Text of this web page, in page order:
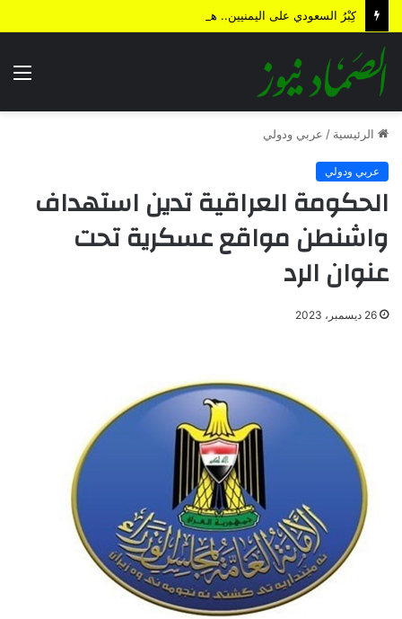
كِبْرُ السعودي على اليمنيين.. هل من نهاية؟!
الرئيسية / عربي ودولي
عربي ودولي
الحكومة العراقية تدين استهداف
واشنطن مواقع عسكرية تحت
عنوان الرد
26 ديسمبر، 2023